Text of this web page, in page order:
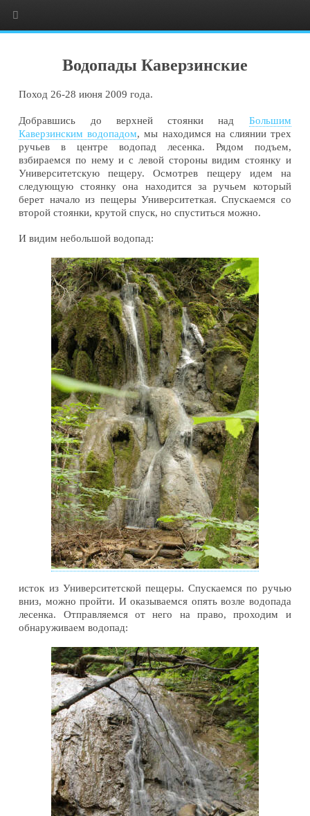
Водопады Каверзинские
Поход 26-28 июня 2009 года.
Добравшись до верхней стоянки над Большим
Каверзинским водопадом, мы находимся на слиянии трех
ручьев в центре водопад лесенка. Рядом подъем,
взбираемся по нему и с левой стороны видим стоянку и
Университетскую пещеру. Осмотрев пещеру идем на
следующую стоянку она находится за ручьем который
берет начало из пещеры Университеткая. Спускаемся со
второй стоянки, крутой спуск, но спуститься можно.
И видим небольшой водопад:
исток из Университетской пещеры. Спускаемся по ручью
вниз, можно пройти. И оказываемся опять возле водопада
лесенка. Отправляемся от него на право, проходим и
обнаруживаем водопад: